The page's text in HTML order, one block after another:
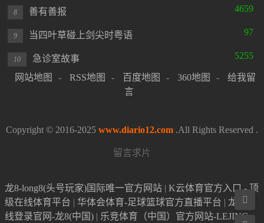
8 善有善报 4659
9 当四叶草碰上剑尖时粤语 97
10 急诊室故事 5255
网站地图 - RSS地图 - 百度地图 - 360地图 -
给我留
言
Copyright © 2016-2025 www.diario12.com .All Rights Reserved .
留言求片

龙8-long8(头号玩家)国际唯一官方网站 | K云体育官方入口 - 顶
级在线体育平台 | 华体会体育-足球篮球官方直播平台 | 龙8在
线登录官网-龙8(中国) | 乐竞体育（中国）官方网站-LEJING